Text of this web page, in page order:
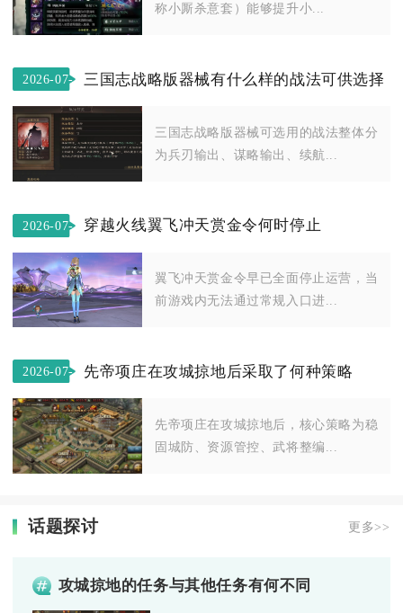
称小厮杀意套）能够提升小...
2026-07-
三国志战略版器械有什么样的战法可供选择
三国志战略版器械可选用的战法整体分
为兵刃输出、谋略输出、续航...
2026-07-
穿越火线翼飞冲天赏金令何时停止
翼飞冲天赏金令早已全面停止运营，当
前游戏内无法通过常规入口进...
2026-07-
先帝项庄在攻城掠地后采取了何种策略
先帝项庄在攻城掠地后，核心策略为稳
固城防、资源管控、武将整编...
话题探讨 更多>>
攻城掠地的任务与其他任务有何不同